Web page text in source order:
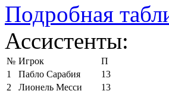
Подробная
Ассистенты:
№ Игрок
П
1
Пабло Сарабия
13
2
Лионель Месси
13